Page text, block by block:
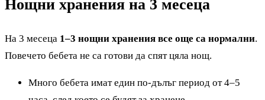
Нощни хранения на 3 месеца
На 3 месеца 1–3 нощни хранения все още са нормални.
Повечето бебета не са готови да спят цяла нощ.
Много бебета имат един по-дълъг период от 4–5